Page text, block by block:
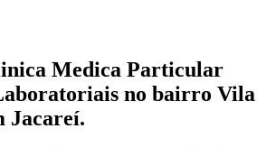
Medica Particular
no bairro Vila
Jacareí.